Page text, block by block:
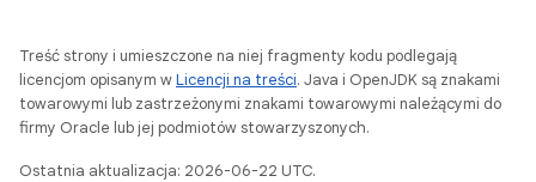
Treść strony i umieszczone na niej fragmenty kodu podlegają
licencjom opisanym wLicencji na treści. Java i OpenJDK są znakami
towarowymi lub zastrzeżonymi znakami towarowymi należącymi do
firmy Oracle lub jej podmiotów stowarzyszonych.
Ostatnia aktualizacja: 2026-06-22 UTC.